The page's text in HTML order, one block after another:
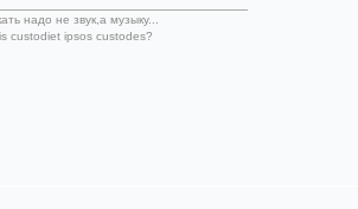
надо не звук,а музыку...
custodiet ipsos custodes?